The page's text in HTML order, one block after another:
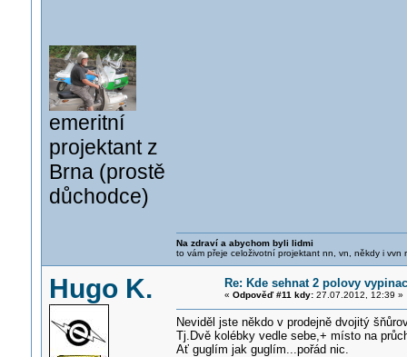
emeritní
projektant z
Brna (prostě
důchodce)
Na zdraví a abychom byli lidmi
to vám přeje celoživotní projektant nn, vn, někdy i vvn
Hugo K. Re: Kde sehnat 2 polovy
« Odpověď #11 kdy:27.07.2012, 12:39 »
Neviděl jste někdo v prodejně dvojitý
Tj.Dvě kolébky vedle sebe,+ místo na
Ať guglím jak guglím...pořád nic.